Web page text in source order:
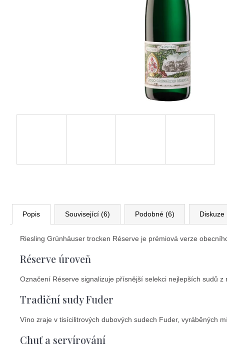
Popis Související (6) Podobné (6) Diskuze
Riesling Grünhäuser trocken Réserve je prémiová verze
Réserve úroveň
Označení Réserve signalizuje přísnější selekci nejlepších sudů
Tradiční sudy Fuder
Víno zraje v tisícilitrových dubových sudech Fuder, vyráběných
Chuť a servírování